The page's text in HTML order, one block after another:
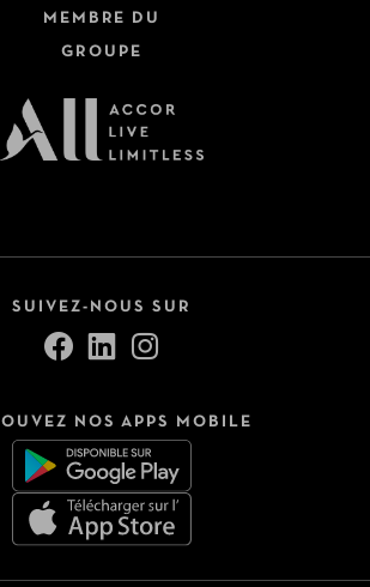
MEMBRE DU
GROUPE
SUIVEZ-NOUS SUR
NOS APPS MOBILE